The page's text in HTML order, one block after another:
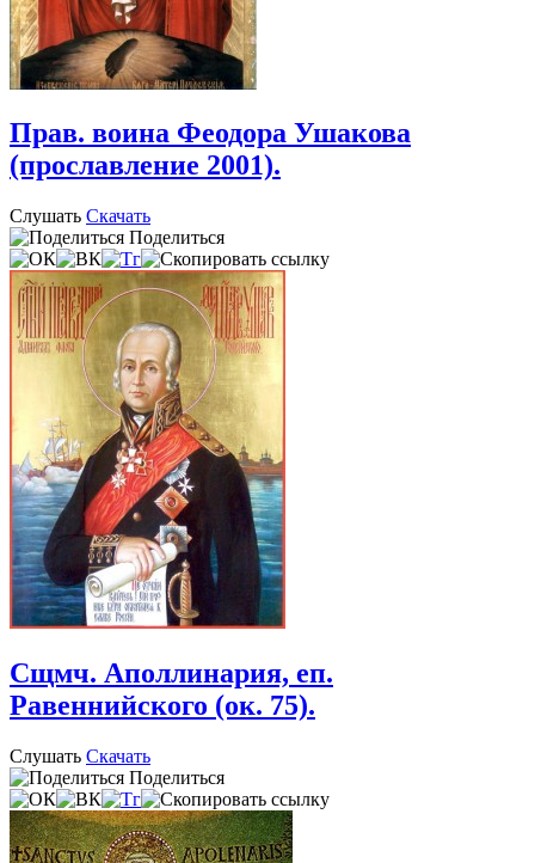
Прав. воина Феодора Ушакова
(прославление 2001).
Слушать Скачать
Поделиться
Сщмч. Аполлинария, еп.
Равеннийского (ок. 75).
Слушать Скачать
Поделиться